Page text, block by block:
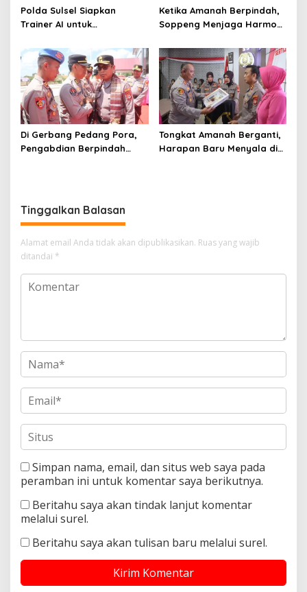
Polda Sulsel Siapkan
Trainer AI untuk
Digital
Ketika Amanah Berpindah,
Soppeng Menjaga Harmoni
Di Gerbang Pedang Pora,
Pengabdian Berpindah
Tongkat Amanah Berganti,
Harapan Baru Menyala di
Tinggalkan Balasan
Alamat email Anda tidak akan dipublikasikan. Ruas yang wajib
ditandai *
Simpan nama, email, dan situs web saya pada
peramban ini untuk komentar saya berikutnya.
Beritahu saya akan tindak lanjut komentar
melalui surel.
Beritahu saya akan tulisan baru melalui surel.